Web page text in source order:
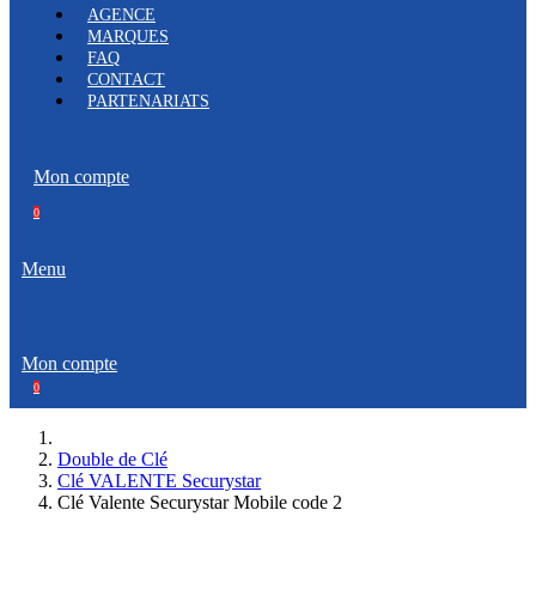
AGENCE
MARQUES
FAQ
CONTACT
PARTENARIATS
Mon compte
0
Menu
Mon compte
0
Double de Clé
Clé VALENTE Securystar
Clé Valente Securystar Mobile code 2